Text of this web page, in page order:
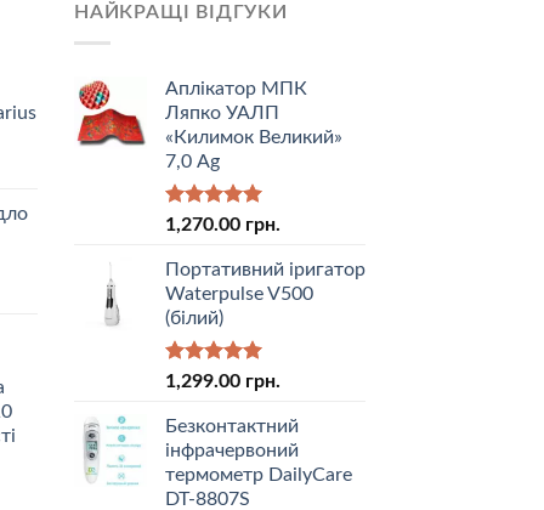
НАЙКРАЩІ ВІДГУКИ
Аплікатор МПК
Ляпко УАЛП
«Килимок Великий»
7,0 Ag
Оцінено в
1,270.00 грн.
Портативний іригатор
Waterpulse V500
(білий)
Оцінено в
1,299.00 грн.
Безконтактний
інфрачервоний
термометр DailyCare
DT-8807S